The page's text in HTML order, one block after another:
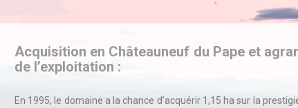
Acquisition en Châteauneuf du Pape et
de l’exploitation :
En 1995, le domaine a la chance d’acquérir 1,15 ha sur la